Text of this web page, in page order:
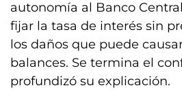
autonomía al Banco
fijar la tasa de interés sin
los daños que puede
balances. Se termina el
profundizó su explicación.